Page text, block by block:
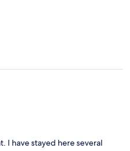
I have stayed here several